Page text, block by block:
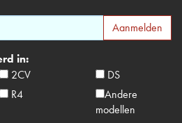
in:
2CV
DS
R4
Andere
modellen